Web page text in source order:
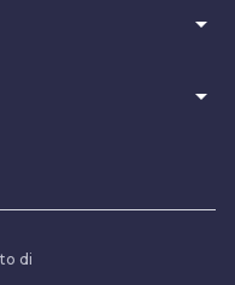
arrow_drop_down
arrow_drop_down
di